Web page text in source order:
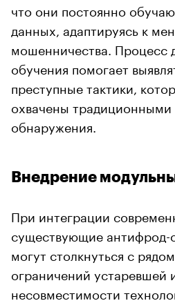
что они постоянно
данных, адаптируясь к
мошенничества. Процесс
обучения помогает
преступные тактики,
охвачены
обнаружения.
Внедрение
При интеграции
существующие
могут столкнуться с
ограничений устаревшей
несовместимости